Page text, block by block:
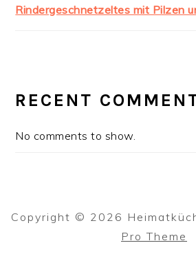
Rindergeschnetzeltes mit Pilzen
RECENT
No comments to show.
Copyright © 2026
Pro Theme